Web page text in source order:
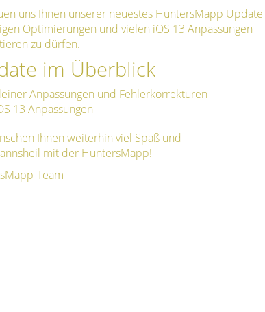
uns Ihnen unserer neuestes HuntersMapp Update
Optimierungen und vielen iOS 13 Anpassungen
zu dürfen.
im Überblick
Anpassungen und Fehlerkorrekturen
13 Anpassungen
Ihnen weiterhin viel Spaß und
mit der HuntersMapp!
Team